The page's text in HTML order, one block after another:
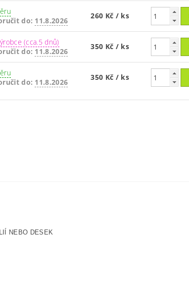
do: 11.8.2026
260 Kč / ks
(cca.5 dnů)
do: 11.8.2026
350 Kč / ks
do: 11.8.2026
350 Kč / ks
NEBO DESEK